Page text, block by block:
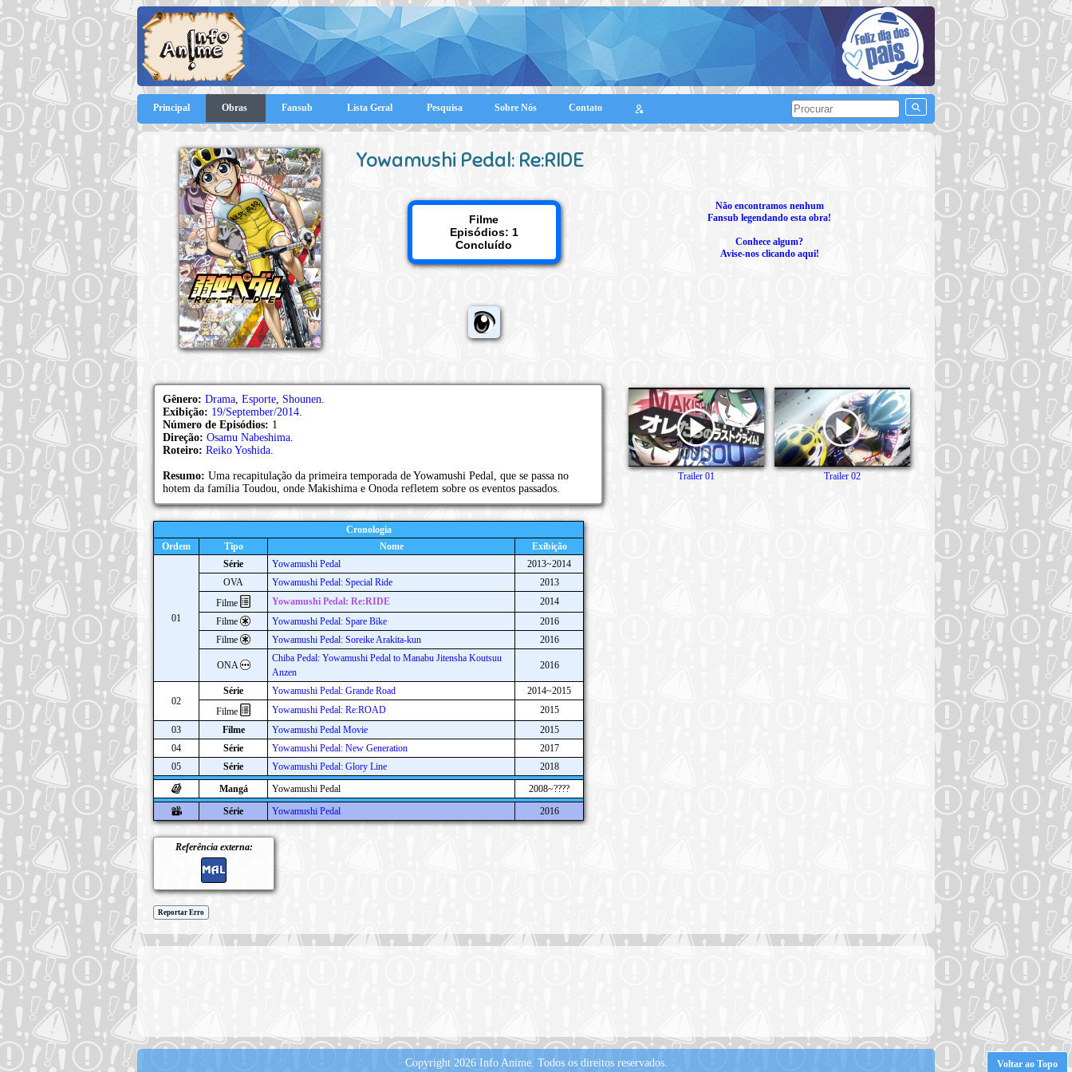
Principal Obras Fansub Lista Geral Pesquisa Sobre Nós Contato
Yowamushi Pedal: Re:RIDE
Filme
Episódios: 1
Concluído
Não encontramos nenhum
Fansub legendando esta obra!
Conhece algum?
Avise-nos clicando aqui!
Gênero: Drama, Esporte, Shounen.
Exibição: 19/September/2014.
Número de Episódios: 1
Direção: Osamu Nabeshima.
Roteiro: Reiko Yoshida.
Resumo: Uma recapitulação da primeira temporada de Yowamushi Pedal, que se passa no
hotem da família Toudou, onde Makishima e Onoda refletem sobre os eventos passados.
Cronologia
Ordem
Tipo Nome Exibição
01
Série Yowamushi Pedal
2013~2014
OVA
Yowamushi Pedal: Special Ride
2013
Filme
Yowamushi Pedal: Re:RIDE
2014
Filme
Yowamushi Pedal: Spare Bike
2016
Filme
Yowamushi Pedal: Soreike Arakita-kun 2016
ONA
Chiba Pedal: Yowamushi Pedal to Manabu Jitensha Koutsuu
Anzen
2016
02
Série Yowamushi Pedal: Grande Road
2014~2015
Filme
Yowamushi Pedal: Re:ROAD
2015
03
Filme Yowamushi Pedal Movie
2015
04
Série Yowamushi Pedal: New Generation
2017
05
Série Yowamushi Pedal: Glory Line
2018
Mangá
Yowamushi Pedal
2008~????
Série
Yowamushi Pedal 2016
Referência externa:
Trailer 01 Trailer 02
Reportar Erro
Voltar ao Topo
Copyright 2026 Info Anime. Todos os direitos reservados.